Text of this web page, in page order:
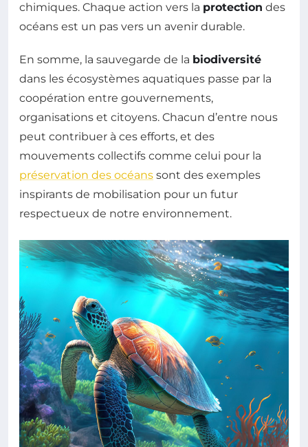
chimiques. Chaque action vers la protection des
océans est un pas vers un avenir durable.
En somme, la sauvegarde de la biodiversité
dans les écosystèmes aquatiques passe par la
coopération entre gouvernements,
organisations et citoyens. Chacun d’entre nous
peut contribuer à ces efforts, et des
mouvements collectifs comme celui pour la
préservation des océans sont des exemples
inspirants de mobilisation pour un futur
respectueux de notre environnement.